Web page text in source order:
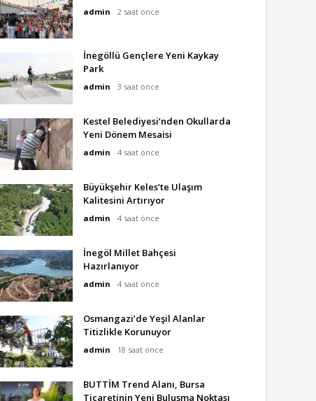
admin 2 saat önce
İnegöllü Gençlere Yeni Kaykay
Park
admin 3 saat önce
Kestel Belediyesi’nden Okullarda
Yeni Dönem Mesaisi
admin 4 saat önce
Büyükşehir Keles’te Ulaşım
Kalitesini Artırıyor
admin 4 saat önce
İnegöl Millet Bahçesi
Hazırlanıyor
admin 4 saat önce
Osmangazi’de Yeşil Alanlar
Titizlikle Korunuyor
admin 18 saat önce
BUTTİM Trend Alanı, Bursa
Ticaretinin Yeni Buluşma Noktası